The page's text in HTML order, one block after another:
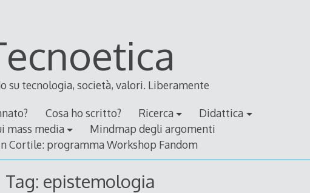
su tecnologia, società, valori. Liberamente
Cosa ho scritto? Ricerca
Didattica
mass media
Mindmap degli argomenti
Cortile: programma Workshop Fandom
Tag: epistemologia